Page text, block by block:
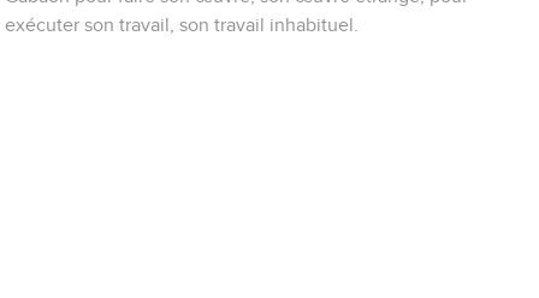
exécuter son travail, son travail inhabituel.